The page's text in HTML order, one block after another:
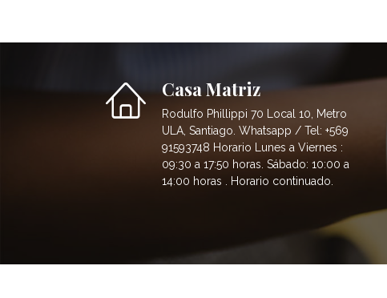
Casa Matriz
Rodulfo Phillippi 70 Local 10, Metro
ULA, Santiago. Whatsapp / Tel: +569
91593748 Horario Lunes a Viernes :
09:30 a 17:50 horas. Sábado: 10:00 a
14:00 horas . Horario continuado.